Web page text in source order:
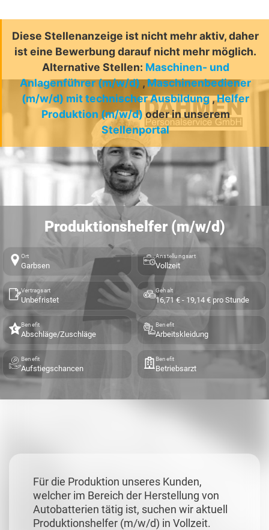
Diese Stellenanzeige ist nicht mehr aktiv, daher
ist eine Bewerbung darauf nicht mehr möglich.
Alternative Stellen: Maschinen- und
Anlagenführer (m/w/d),Maschinenbediener
(m/w/d) mit technischer Ausbildung,Helfer
Produktion (m/w/d) oder in unserem
Stellenportal
Produktionshelfer (m/w/d)
Ort
Garbsen
Anstellungsart
Vollzeit
Vertragsart
Unbefristet
Gehalt
16,71 € - 19,14 € pro Stunde
Benefit
Abschläge/Zuschläge
Benefit
Arbeitskleidung
Benefit
Aufstiegschancen
Benefit
Betriebsarzt
Für die Produktion unseres Kunden,
welcher im Bereich der Herstellung von
Autobatterien tätig ist, suchen wir aktuell
Produktionshelfer (m/w/d) in Vollzeit.